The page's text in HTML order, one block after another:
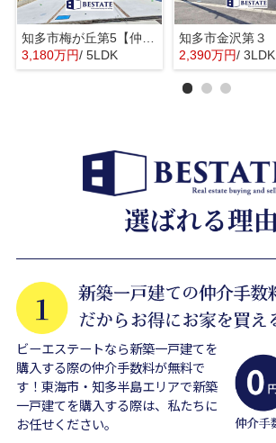
3,180万円/ 5LDK
2,390万円/ 3LDK
ビーエステートなら新築一戸建てを
購入する際の仲介手数料が無料で
す！東海市・知多半島エリアで新築
一戸建てを購入する際は、私たちに
お任せください。